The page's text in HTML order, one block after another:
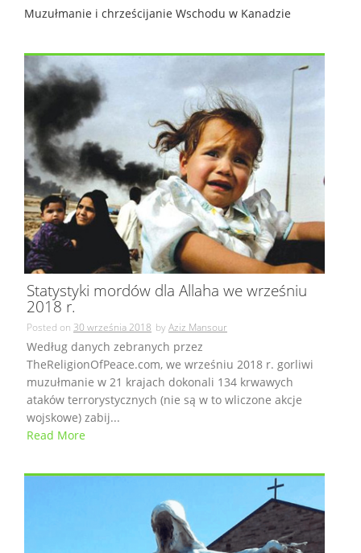
Muzułmanie i chrześcijanie Wschodu w Kanadzie
Statystyki mordów dla Allaha we wrześniu
2018 r.
Posted on 30 września 2018 byAziz Mansour
Według danych zebranych przez
TheReligionOfPeace.com, we wrześniu 2018 r. gorliwi
muzułmanie w 21 krajach dokonali 134 krwawych
ataków terrorystycznych (nie są w to wliczone akcje
wojskowe) zabij...
Read More